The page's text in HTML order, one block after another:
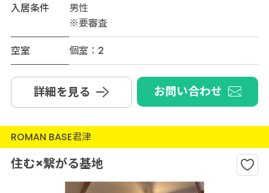
入居条件
男性
※要審査
空室
個室：2
詳細を見る お問い合わせ
ROMAN BASE君津
住む×繋がる基地